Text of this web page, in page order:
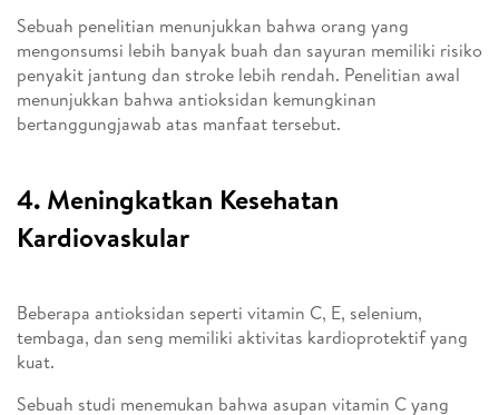
Sebuah penelitian menunjukkan bahwa orang yang
mengonsumsi lebih banyak buah dan sayuran memiliki risiko
penyakit jantung dan stroke lebih rendah. Penelitian awal
menunjukkan bahwa antioksidan kemungkinan
bertanggungjawab atas manfaat tersebut.
4. Meningkatkan Kesehatan
Kardiovaskular
Beberapa antioksidan seperti vitamin C, E, selenium,
tembaga, dan seng memiliki aktivitas kardioprotektif yang
kuat.
Sebuah studi menemukan bahwa asupan vitamin C yang